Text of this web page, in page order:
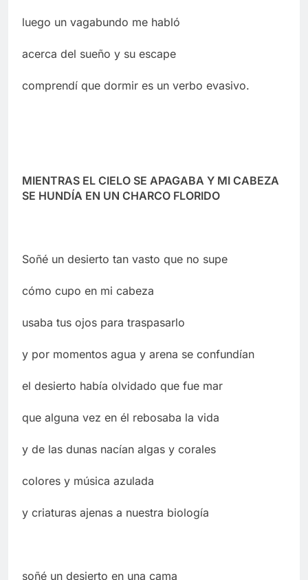
luego un vagabundo me habló
acerca del sueño y su escape
comprendí que dormir es un verbo evasivo.
MIENTRAS EL CIELO SE APAGABA Y MI CABEZA
SE HUNDÍA EN UN CHARCO FLORIDO
Soñé un desierto tan vasto que no supe
cómo cupo en mi cabeza
usaba tus ojos para traspasarlo
y por momentos agua y arena se confundían
el desierto había olvidado que fue mar
que alguna vez en él rebosaba la vida
y de las dunas nacían algas y corales
colores y música azulada
y criaturas ajenas a nuestra biología
soñé un desierto en una cama